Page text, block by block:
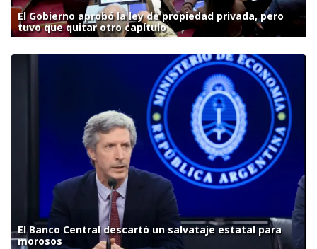
El Gobierno aprobó la ley de propiedad privada, pero
tuvo que quitar otro capítulo
El Banco Central descartó un salvataje estatal para
morosos